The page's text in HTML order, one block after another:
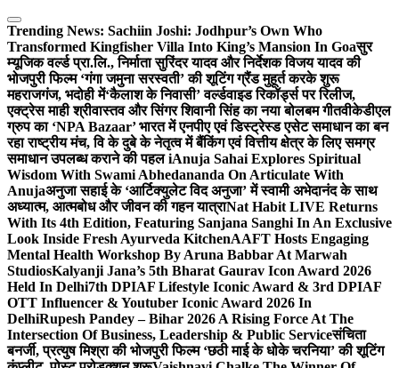
Skip
to
content
Trending News: Sachiin Joshi: Jodhpur’s Own Who
Transformed Kingfisher Villa Into King’s Mansion In Goaसुर
म्यूजिक वर्ल्ड प्रा.लि., निर्माता सुरिंदर यादव और निर्देशक विजय यादव की
भोजपुरी फिल्म ‘गंगा जमुना सरस्वती’ की शूटिंग ग्रैंड मुहूर्त करके शुरू
महराजगंज, भदोही में‘कैलाश के निवासी’ वर्ल्डवाइड रिकॉर्ड्स पर रिलीज,
एक्ट्रेस माही श्रीवास्तव और सिंगर शिवानी सिंह का नया बोलबम गीतवीकेडीएल
ग्रुप का ‘NPA Bazaar’ भारत में एनपीए एवं डिस्ट्रेस्ड एसेट समाधान का बन
रहा राष्ट्रीय मंच, वि के दुबे के नेतृत्व में बैंकिंग एवं वित्तीय क्षेत्र के लिए समग्र
समाधान उपलब्ध कराने की पहल iAnuja Sahai Explores Spiritual
Wisdom With Swami Abhedananda On Articulate With
Anujaअनुजा सहाई के ‘आर्टिक्युलेट विद अनुजा’ में स्वामी अभेदानंद के साथ
अध्यात्म, आत्मबोध और जीवन की गहन यात्राNat Habit LIVE Returns
With Its 4th Edition, Featuring Sanjana Sanghi In An Exclusive
Look Inside Fresh Ayurveda KitchenAAFT Hosts Engaging
Mental Health Workshop By Aruna Babbar At Marwah
StudiosKalyanji Jana’s 5th Bharat Gaurav Icon Award 2026
Held In Delhi7th DPIAF Lifestyle Iconic Award & 3rd DPIAF
OTT Influencer & Youtuber Iconic Award 2026 In
DelhiRupesh Pandey – Bihar 2026 A Rising Force At The
Intersection Of Business, Leadership & Public Serviceसंचिता
बनर्जी, प्रत्युष मिश्रा की भोजपुरी फिल्म ‘छठी माई के धोके चरनिया’ की शूटिंग